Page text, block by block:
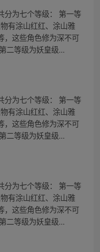
分为七个等级： 第一等
有涂山红红、涂山雅
，这些角色修为深不可
二等级为妖皇级...
分为七个等级： 第一等
有涂山红红、涂山雅
，这些角色修为深不可
二等级为妖皇级...
分为七个等级： 第一等
有涂山红红、涂山雅
，这些角色修为深不可
二等级为妖皇级...